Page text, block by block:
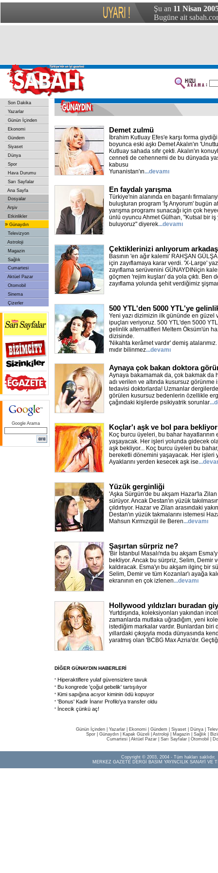
Şu an 11 Nisan
Bugüne ait
Son Dakika
Yazarlar
Günün İçinden
Ekonomi
Gündem
Siyaset
Dünya
Spor
Hava Durumu
Sarı Sayfalar
Ana Sayfa
Dosyalar
Arşiv
Etkinlikler
» Günaydın
Televizyon
Astroloji
Magazin
Sağlık
Cumartesi
Aktüel Pazar
Otomobil
Sinema
Çizerler
Google Arama
Demet zulmü
İbrahim Kutluay Efes'e karşı forma
boyunca eski aşkı Demet Akalın'ın
Kutluay sahada sıfır çekti. Akalın'ın
cenneti de cehennemi de bu dünyada
kabusu
Yunanistan'ın...devamı
En faydalı yarışma
Türkiye'nin alanında en başarılı
buluşturan program 'İş Arıyorum' bugün
yarışma programı sunacağı için çok
ünlü oyuncu Ahmet Gülhan, "Kutsal bir iş
buluyoruz" diyerek...devamı
Çektiklerinizi anlıyorum
Basının 'en ağır kalemi' RAHŞAN
için zayıflamaya karar verdi. 'X-Large'
zayıflama serüvenini GÜNAYDINiçin
göçmen 'rejim kuşları' da yola çıktı. Ben
zayıflama yolunda şehit verdiğimiz
500 YTL'den 5000 YTL'ye
Yeni yazı dizimizin ilk gününde en güzel
ipuçları veriyoruz. 500 YTL'den 5000
gelinlik alternatifleri Meltem Öksüm'ün
dizisinde.
'Nikahta kerâmet vardır' demiş
mıdır bilinmez...devamı
Aynaya çok bakan doktora
Aynaya bakamamak da, çok bakmak da
adı verilen ve altında kusursuz görünme
tedavisi doktorlarda! Uzmanlar
görülen kusursuz bedenlerin özellikle
çağındaki kişilerde psikiyatrik sorunlar
Koçlar'ı aşk ve bol para bekliyor
Koç burcu üyeleri, bu bahar
yaşayacak. Her işleri yolunda gidecek
aşk bekliyor... Koç burcu üyeleri bu
bereketli dönemini yaşayacak. Her işleri
Ayaklarını yerden kesecek aşk ise
Yüzük gerginliği
'Aşka Sürgün'de bu akşam Hazar'la Zilan
sürüyor. Ancak Destan'ın yüzük
çıldırtıyor. Hazar ve Zilan arasındaki
Destan'ın yüzük takmalarını istemesi
Mahsun Kırmızıgül ile Beren...devamı
Şaşırtan sürpriz ne?
'Bir İstanbul Masalı'nda bu akşam
bekliyor. Ancak bu sürpriz, Selim, Demir
kaldıracak. Esma'yı bu akşam ilginç bir
Selim, Demir ve tüm Kozanlar'ı ayağa
ekranının en çok izlenen...devamı
Hollywood yıldızları buradan
Yurtdışında, koleksiyonları yakından
zamanlarda mutlaka uğradığım, yeni
istediğim markalar vardır. Bunlardan biri
yıllardaki çıkışıyla moda dünyasında
yaratmış olan 'BCBG Max Azria'dır.
DİĞER GÜNAYDIN HABERLERİ
Hiperaktiflere yulaf güvensizlere tavuk
Bu kongrede 'çoğul gebelik' tartışılıyor
Kimi sapığına acıyor kiminin ödü kopuyor
'Bonus' Kadir İnanır Profilo'ya transfer oldu
İncecik çünkü aç!
Günün İçinden Yazarlar Ekonomi Gündem Siyaset Dünya |
Spor
Günaydın Kapak Güzeli Astroloji Magazin Sağlık
Cumartesi| Aktüel Pazar| Sarı Sayfalar| Otomobil
Copyright © 2003, 2004 - Tüm hakları saklıdır.
MERKEZ GAZETE DERGİ BASIM YAYINCILIK SANAYİ VE